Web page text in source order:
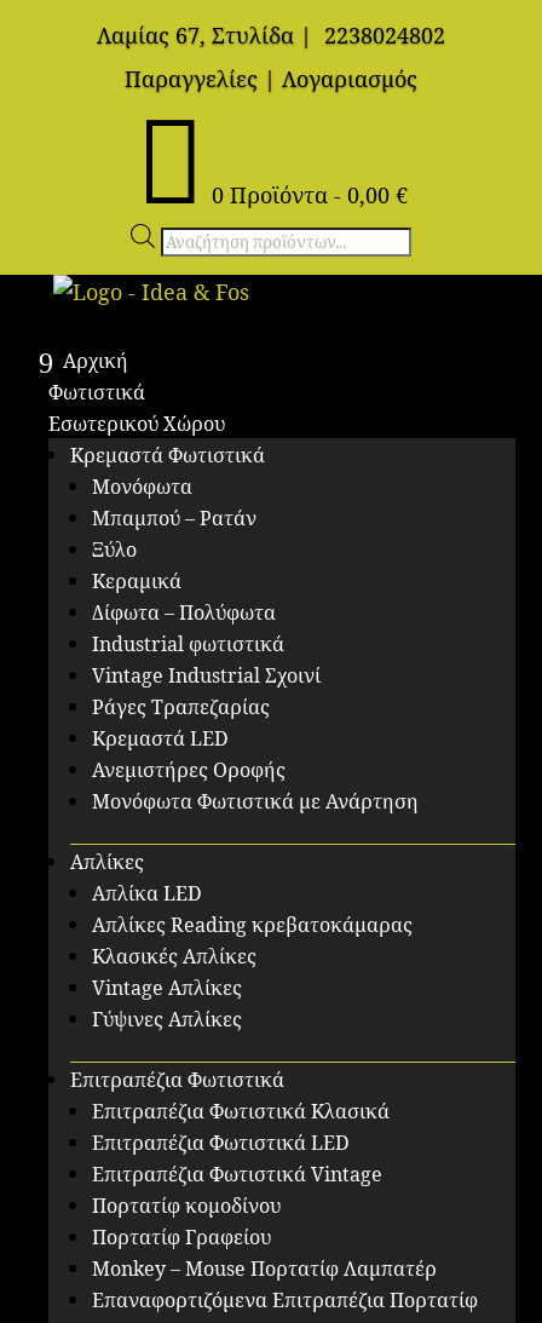
Λαμίας 67, Στυλίδα |
2238024802
Παραγγελίες | Λογαριασμός
 0 Προϊόντα - 0,00 €
Αναζήτηση
προϊόντων
Αρχική
Φωτιστικά
Εσωτερικού Χώρου
Κρεμαστά Φωτιστικά
Μονόφωτα
Μπαμπού – Ρατάν
Ξύλο
Κεραμικά
Δίφωτα – Πολύφωτα
Industrial φωτιστικά
Vintage Industrial Σχοινί
Ράγες Τραπεζαρίας
Κρεμαστά LED
Ανεμιστήρες Οροφής
Μονόφωτα Φωτιστικά με Ανάρτηση
Απλίκες
Απλίκα LED
Απλίκες Reading κρεβατοκάμαρας
Κλασικές Απλίκες
Vintage Απλίκες
Γύψινες Απλίκες
Επιτραπέζια Φωτιστικά
Επιτραπέζια Φωτιστικά Κλασικά
Επιτραπέζια Φωτιστικά LED
Επιτραπέζια Φωτιστικά Vintage
Πορτατίφ κομοδίνου
Πορτατίφ Γραφείου
Monkey – Mouse Πορτατίφ Λαμπατέρ
Επαναφορτιζόμενα Επιτραπέζια Πορτατίφ